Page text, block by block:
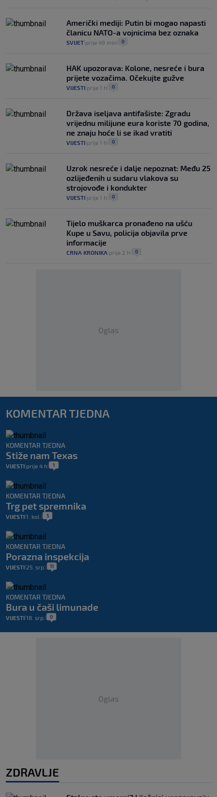
Američki mediji: Putin bi mogao napasti
članicu NATO-a vojnicima bez oznaka
SVIJET prije 49 min 0
HAK upozorava: Kolone, nesreće i bura
prijete vozačima. Očekujte gužve
VIJESTI prije 1 h 0
Država iseljava antifašiste: Zgradu
vrijednu milijune eura koriste 70 godina,
ne znaju hoće li se ikad vratiti
VIJESTI prije 1 h 0
Uzrok nesreće i dalje nepoznat: Među 25
ozlijeđenih u sudaru vlakova su
strojovođe i kondukter
VIJESTI prije 1 h 0
Tijelo muškarca pronađeno na ušću
Kupe u Savu, policija objavila prve
informacije
CRNA KRONIKA prije 2 h 0
Oglas
KOMENTAR TJEDNA
KOMENTAR TJEDNA
Stiže nam Texas
VIJESTI prije 4 h 1
KOMENTAR TJEDNA
Trg pet spremnika
VIJESTI 1. kol. 5
KOMENTAR TJEDNA
Porazna inspekcija
VIJESTI 25. srp. 11
KOMENTAR TJEDNA
Bura u čaši limunade
VIJESTI 18. srp. 0
Oglas
ZDRAVLJE